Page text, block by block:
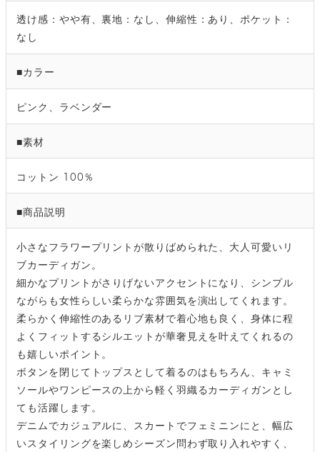
透け感：やや有、裏地：なし、伸縮性：あり、ポケット：
なし
■カラー
ピンク、ラベンダー
■素材
コットン 100％
■商品説明
小さなフラワープリントが散りばめられた、大人可愛いリ
ブカーディガン。
細かなプリントがさりげないアクセントになり、シンプル
ながらも女性らしい柔らかな雰囲気を演出してくれます。
柔らかく伸縮性のあるリブ素材で着心地も良く、身体に程
よくフィットするシルエットが華奢見えを叶えてくれるの
も嬉しいポイント。
ボタンを閉じてトップスとして着るのはもちろん、キャミ
ソールやワンピースの上から軽く羽織るカーディガンとし
ても活躍します。
デニムでカジュアルに、スカートでフェミニンにと、幅広
いスタイリングを楽しめシーズン問わず取り入れやすく、